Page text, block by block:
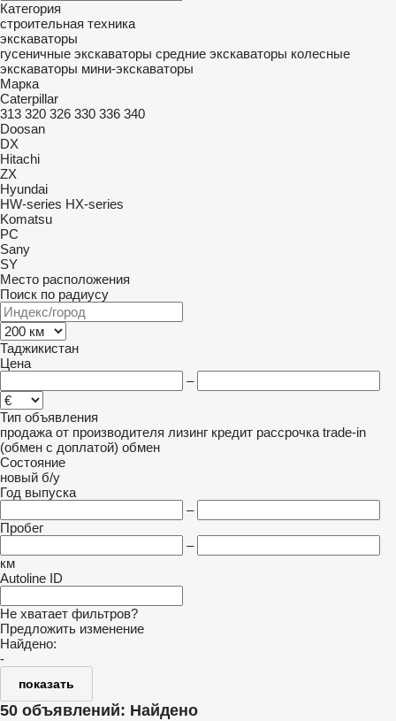
Категория
строительная техника
экскаваторы
гусеничные экскаваторы средние экскаваторы колесные
экскаваторы мини-экскаваторы
Марка
Caterpillar
313 320 326 330 336 340
Doosan
DX
Hitachi
ZX
Hyundai
HW-series HX-series
Komatsu
PC
Sany
SY
Место расположения
Поиск по радиусу
Таджикистан
Цена
–
Тип объявления
продажа от производителя лизинг кредит рассрочка trade-in
(обмен с доплатой) обмен
Состояние
новый б/у
Год выпуска
–
Пробег
–
км
Autoline ID
Не хватает фильтров?
Предложить изменение
Найдено:
-
показать
50 объявлений: Найдено